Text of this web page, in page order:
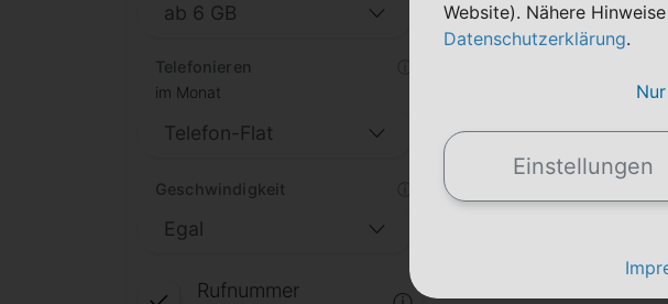
Telefonieren
im Monat
Geschwindigkeit
Rufnummer
Website). Nähere
Datenschutzerklärung.
Einstellungen